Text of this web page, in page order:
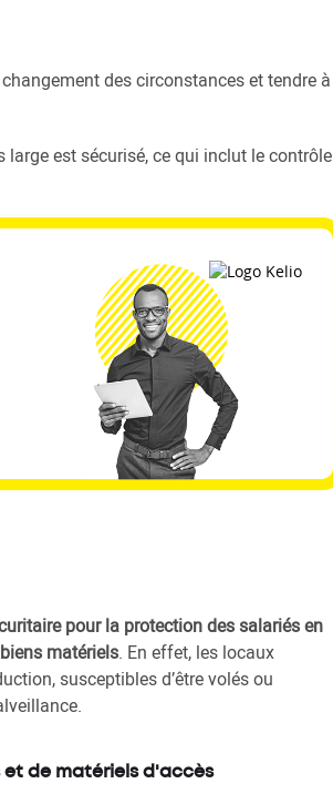
des circonstances et tendre à
est sécurisé, ce qui inclut le contrôle
pour la protection des salariés en
matériels. En effet, les locaux
susceptibles d’être volés ou
et de matériels d'accès